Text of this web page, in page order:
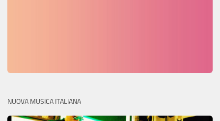
NUOVA MUSICA ITALIANA